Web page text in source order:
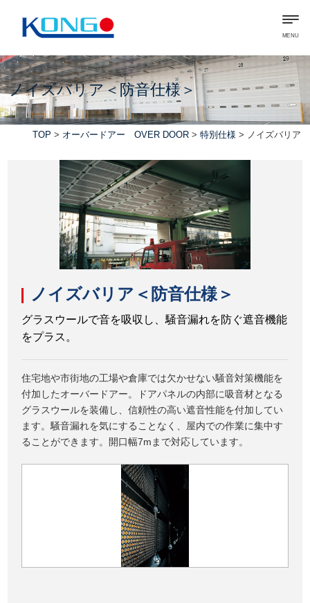
MENU
ノイズバリア＜防音仕様＞
TOP > オーバードアー OVER DOOR> 特別仕様 > ノイズバリア
ノイズバリア＜防音仕様＞
グラスウールで音を吸収し、騒音漏れを防ぐ遮音機能
をプラス。
住宅地や市街地の工場や倉庫では欠かせない騒音対策機能を
付加したオーバードアー。ドアパネルの内部に吸音材となる
グラスウールを装備し、信頼性の高い遮音性能を付加してい
ます。騒音漏れを気にすることなく、屋内での作業に集中す
ることができます。開口幅7mまで対応しています。